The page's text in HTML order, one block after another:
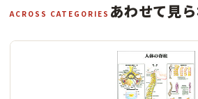
ACROSS CATEGORIES あわせて見